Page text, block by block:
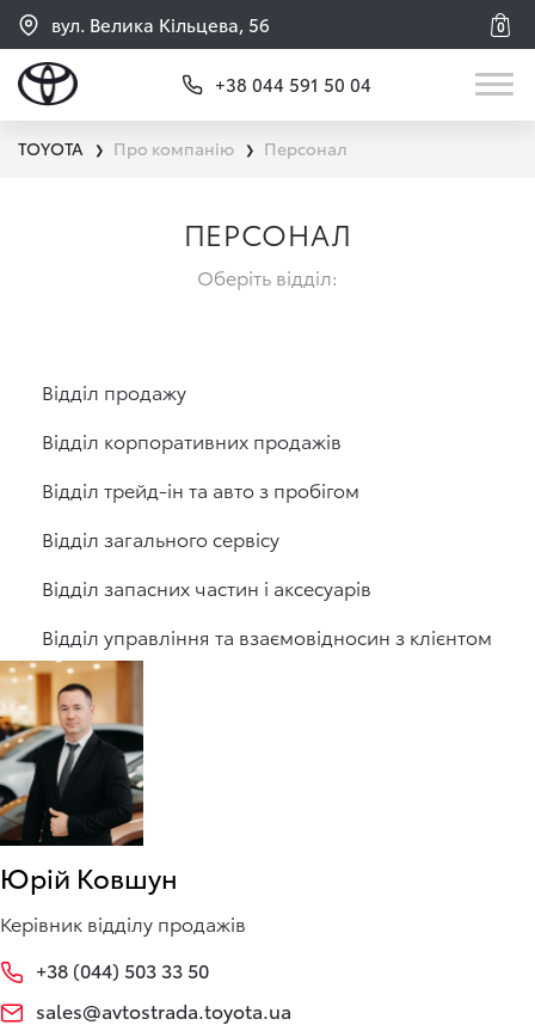
вул. Велика Кільцева, 56 0
+38 044 591 50 04
TOYOTA ❯ Про компанію ❯ Персонал
ПЕРСОНАЛ
Оберіть відділ:
Відділ продажу
Відділ корпоративних продажів
Відділ трейд-ін та авто з пробігом
Відділ загального сервісу
Відділ запасних частин і аксесуарів
Відділ управління та взаємовідносин з клієнтом
Юрій Ковшун
Керівник відділу продажів
+38 (044) 503 33 50
sales@avtostrada.toyota.ua